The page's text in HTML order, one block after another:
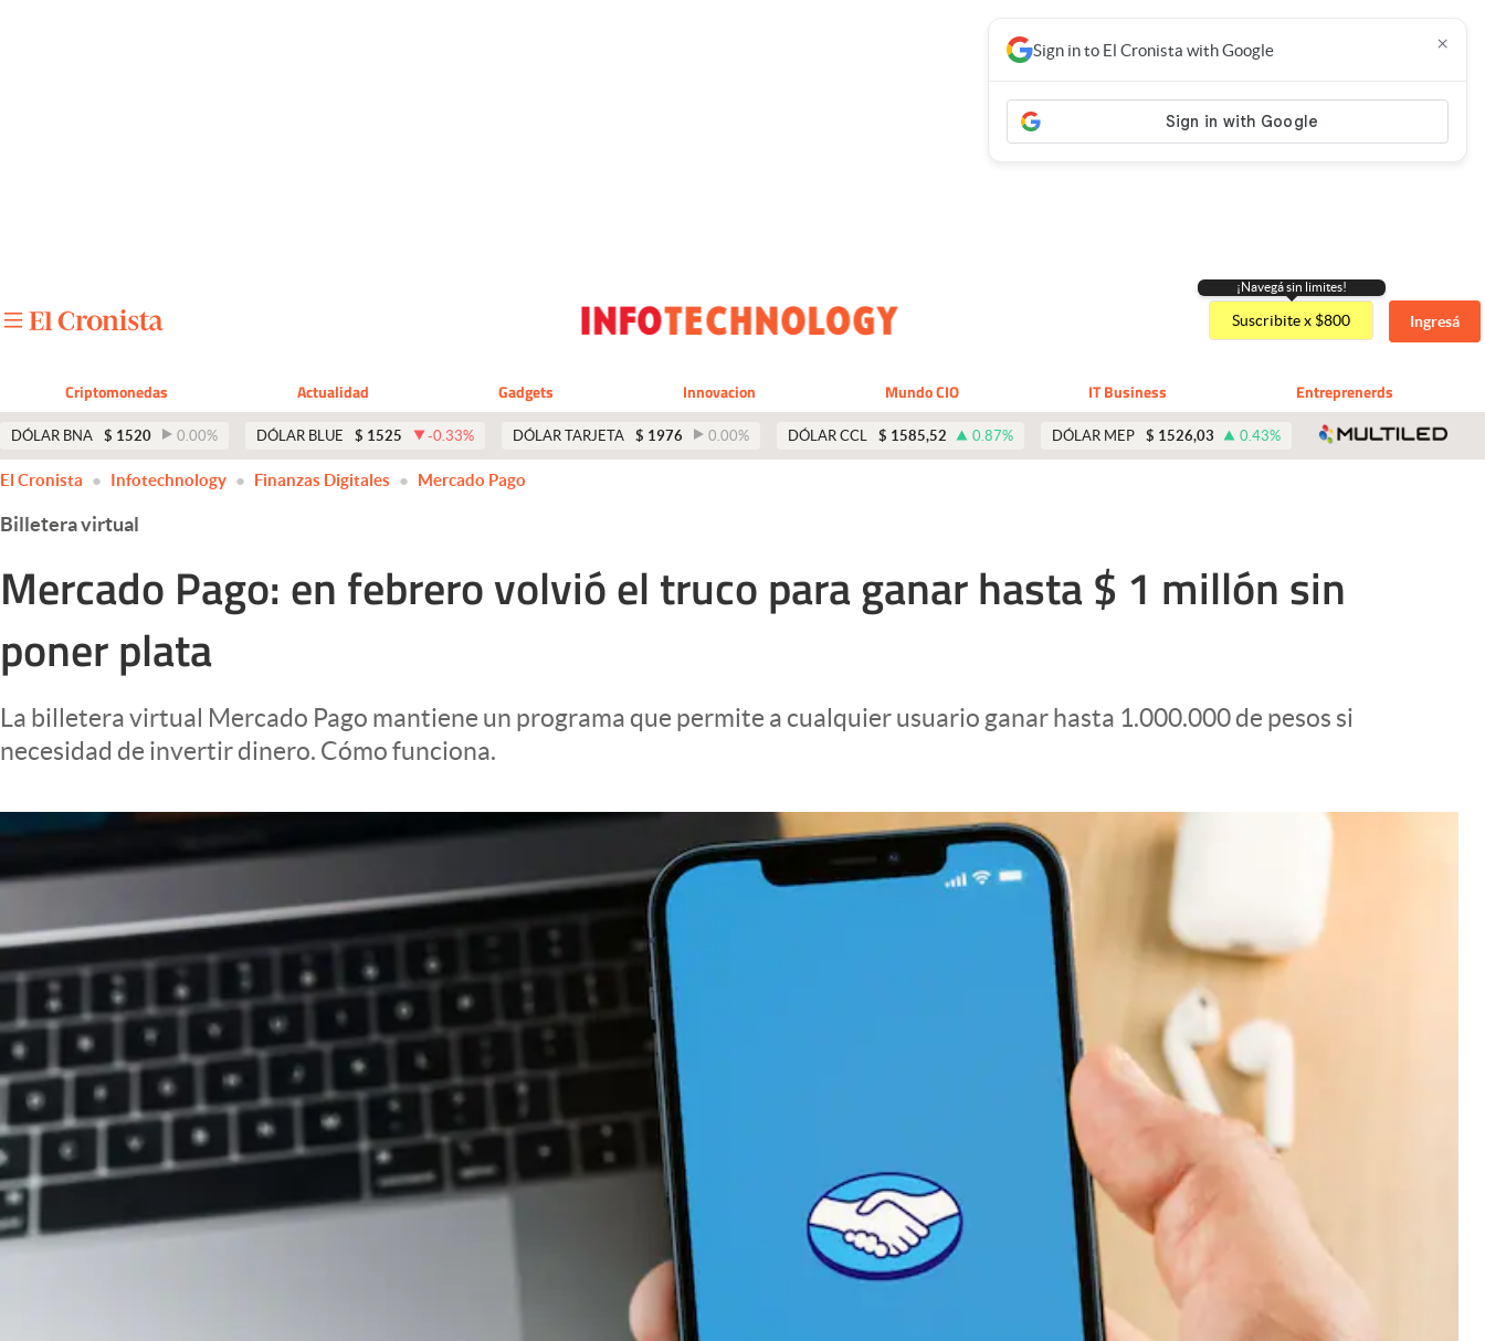
Apertura
Clima
Eventos Corporativos
El Cronista Studio
Mediakit
¡Navegá sin limites!
Suscribite x $800 Ingresá
Criptomonedas Actualidad Gadgets Innovacion Mundo CIO IT Business Entreprenerds
DÓLAR BNA $ 1520 0.00% DÓLAR BLUE $ 1525 -0.33% DÓLAR TARJETA $ 1976 0.00% DÓLAR CCL $ 1585,52 0.87% DÓLAR MEP $ 1526,03 0.43%
Sign in to El Cronista with Google ×
El Cronista Infotechnology Finanzas Digitales Mercado Pago
Billetera virtual
Mercado Pago: en febrero volvió el truco para ganar hasta $ 1 millón sin
poner plata
La billetera virtual Mercado Pago mantiene un programa que permite a cualquier usuario ganar hasta 1.000.000 de pesos si
necesidad de invertir dinero. Cómo funciona.